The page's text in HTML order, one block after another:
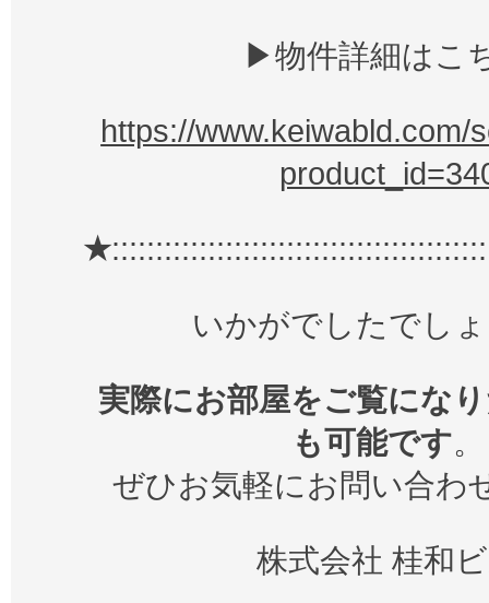
▶物件詳細はこ
https://www.keiwabld.com/
★
いかがでしたでし
実際にお部屋をご覧にな
も可能です。
ぜひお気軽にお問い合わ
株式会社 桂和